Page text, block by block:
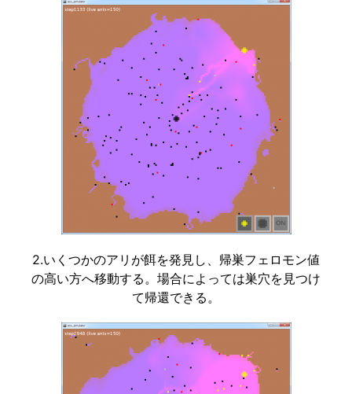
2.いくつかのアリが餌を発見し、帰巣フェロモン値
の高い方へ移動する。場合によっては巣穴を見つけ
て帰還できる。